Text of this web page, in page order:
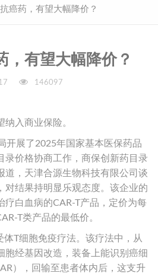
癌药，有望大幅降价？
，有望大幅降价？
146097
入商业保险。
开展了2025年国家基本医保药品
录价格协商工作，商保创新药目录
道，天津合源生物科技有限公司谈
对结果持明显乐观态度。该企业的
疗白血病的CAR-T产品，定价为每
T类产品的最低价。
体T细胞免疫疗法。该疗法中，从
胞经基因改造，装备上能识别癌细
），回输至患者体内后，这支升